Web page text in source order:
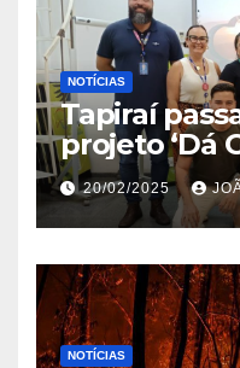
NOTÍCIAS
Tapiraí
projeto ‘Dá
Ribeira’ |
20/02/2025
NOTÍCIAS